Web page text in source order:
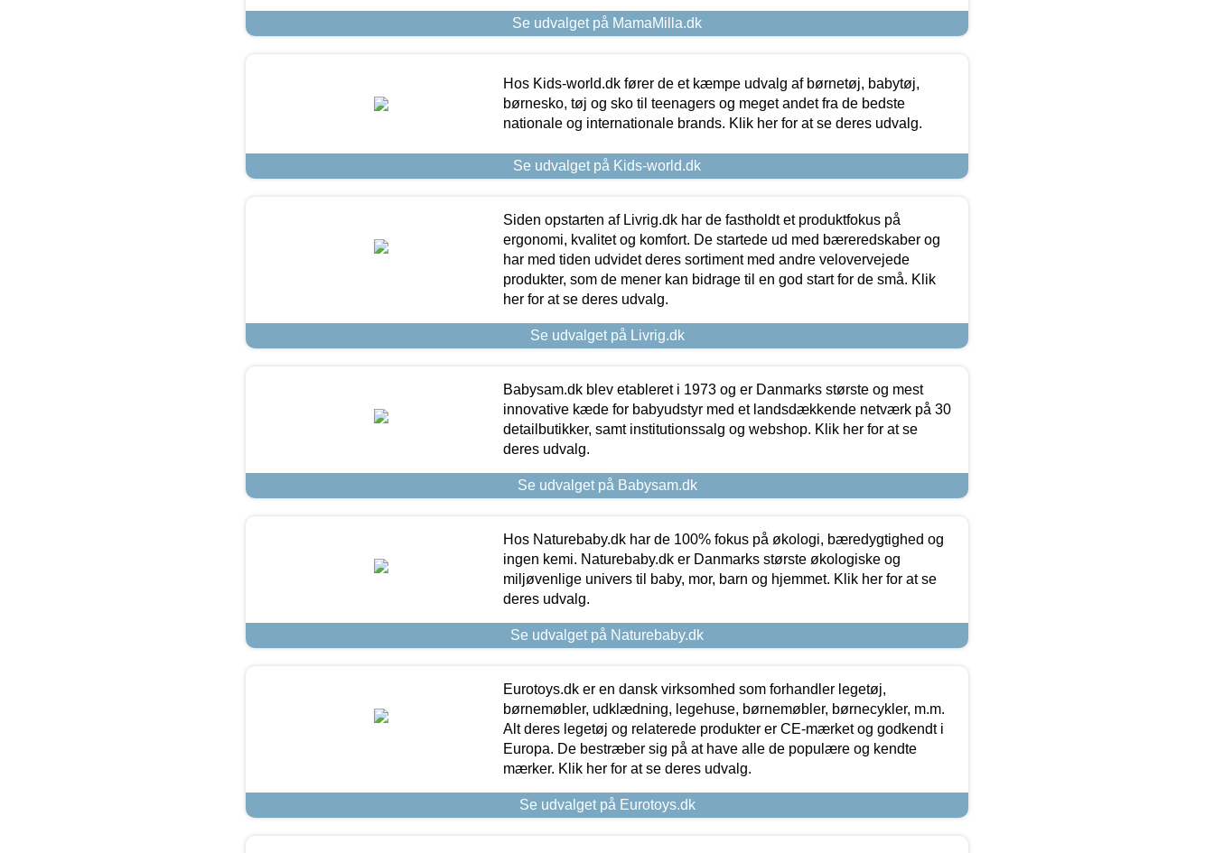
Se udvalget på MamaMilla.dk
Hos Kids-world.dk fører de et kæmpe udvalg af børnetøj, babytøj,
børnesko, tøj og sko til teenagers og meget andet fra de bedste
nationale og internationale brands. Klik her for at se deres udvalg.
Se udvalget på Kids-world.dk
Siden opstarten af Livrig.dk har de fastholdt et produktfokus på
ergonomi, kvalitet og komfort. De startede ud med bæreredskaber og
har med tiden udvidet deres sortiment med andre velovervejede
produkter, som de mener kan bidrage til en god start for de små. Klik
her for at se deres udvalg.
Se udvalget på Livrig.dk
Babysam.dk blev etableret i 1973 og er Danmarks største og mest
innovative kæde for babyudstyr med et landsdækkende netværk på 30
detailbutikker, samt institutionssalg og webshop. Klik her for at se
deres udvalg.
Se udvalget på Babysam.dk
Hos Naturebaby.dk har de 100% fokus på økologi, bæredygtighed og
ingen kemi. Naturebaby.dk er Danmarks største økologiske og
miljøvenlige univers til baby, mor, barn og hjemmet. Klik her for at se
deres udvalg.
Se udvalget på Naturebaby.dk
Eurotoys.dk er en dansk virksomhed som forhandler legetøj,
børnemøbler, udklædning, legehuse, børnemøbler, børnecykler, m.m.
Alt deres legetøj og relaterede produkter er CE-mærket og godkendt i
Europa. De bestræber sig på at have alle de populære og kendte
mærker. Klik her for at se deres udvalg.
Se udvalget på Eurotoys.dk